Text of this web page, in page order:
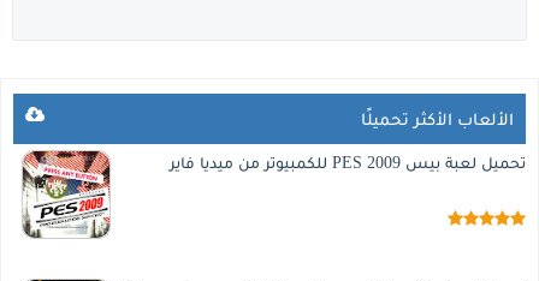
الألعاب الأكثر تحميلًا
تحميل لعبة بيس 2009 PES للكمبيوتر من ميديا فاير